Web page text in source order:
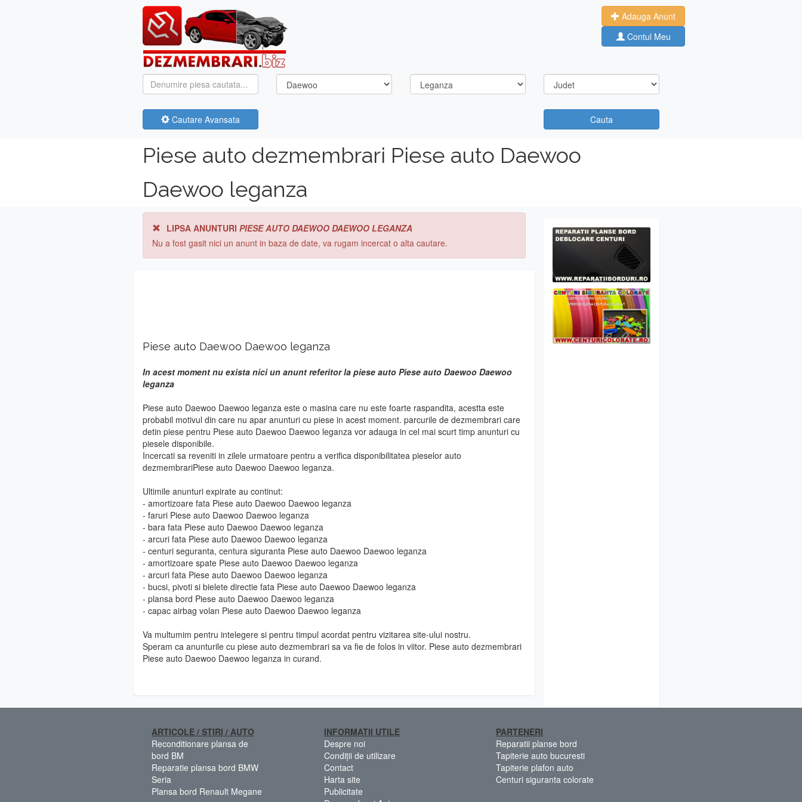
Adauga Anunt
Contul Meu
Cautare Avansata Cauta
Piese auto dezmembrari Piese auto Daewoo
Daewoo leganza
LIPSA ANUNTURI PIESE AUTO DAEWOO DAEWOO LEGANZA
Nu a fost gasit nici un anunt in baza de date, va rugam incercat o alta cautare.
Piese auto Daewoo Daewoo leganza
In acest moment nu exista nici un anunt referitor la piese auto Piese auto Daewoo Daewoo
leganza
Piese auto Daewoo Daewoo leganza este o masina care nu este foarte raspandita, acestta este
probabil motivul din care nu apar anunturi cu piese in acest moment. parcurile de dezmembrari care
detin piese pentru Piese auto Daewoo Daewoo leganza vor adauga in cel mai scurt timp anunturi cu
piesele disponibile.
Incercati sa reveniti in zilele urmatoare pentru a verifica disponibilitatea pieselor auto
dezmembrariPiese auto Daewoo Daewoo leganza.
Ultimile anunturi expirate au continut:
- amortizoare fata Piese auto Daewoo Daewoo leganza
- faruri Piese auto Daewoo Daewoo leganza
- bara fata Piese auto Daewoo Daewoo leganza
- arcuri fata Piese auto Daewoo Daewoo leganza
- centuri seguranta, centura siguranta Piese auto Daewoo Daewoo leganza
- amortizoare spate Piese auto Daewoo Daewoo leganza
- arcuri fata Piese auto Daewoo Daewoo leganza
- bucsi, pivoti si bielete directie fata Piese auto Daewoo Daewoo leganza
- plansa bord Piese auto Daewoo Daewoo leganza
- capac airbag volan Piese auto Daewoo Daewoo leganza
Va multumim pentru intelegere si pentru timpul acordat pentru vizitarea site-ului nostru.
Speram ca anunturile cu piese auto dezmembrari sa va fie de folos in viitor. Piese auto dezmembrari
Piese auto Daewoo Daewoo leganza in curand.
ARTICOLE / STIRI / AUTO
Reconditionare plansa de
bord BM
Reparatie plansa bord BMW
Seria
Plansa bord Renault Megane
INFORMATII UTILE
Despre noi
Condiții de utilizare
Contact
Harta site
Publicitate
PARTENERI
Reparatii planse bord
Tapiterie auto bucuresti
Tapiterie plafon auto
Centuri siguranta colorate